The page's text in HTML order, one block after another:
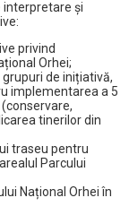
interpretare și
privind
Orhei;
de inițiativă,
implementarea a 5
tinerilor din
traseu pentru
Parcului
Național Orhei în